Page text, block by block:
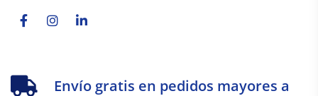
f
Envío gratis en pedidos mayores a